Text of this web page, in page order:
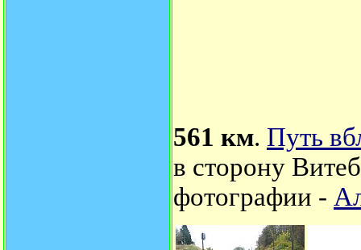
561 км. Путь
в сторону
фотографии -